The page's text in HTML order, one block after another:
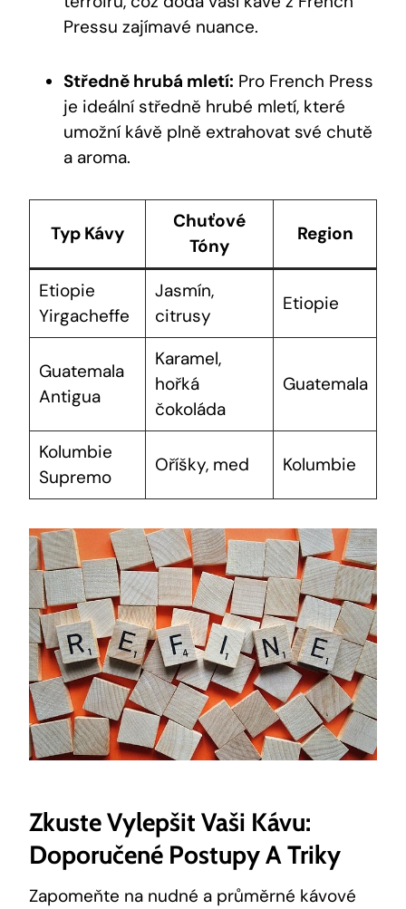
Pressu zajímavé nuance.
Středně hrubá mletí: Pro French Press
je ideální středně hrubé mletí, které
umožní kávě plně extrahovat své chutě
a aroma.
Typ Kávy
Chuťové
Tóny
Region
Etiopie
Yirgacheffe
Jasmín,
citrusy
Etiopie
Guatemala
Antigua
Karamel,
hořká
čokoláda
Guatemala
Kolumbie
Supremo
Oříšky, med Kolumbie
Zkuste Vylepšit Vaši Kávu:
Doporučené Postupy A Triky
Zapomeňte na nudné a průměrné kávové